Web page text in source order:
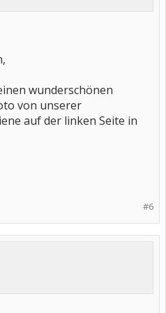
wunderschönen
von unserer
auf der linken Seite in
#6